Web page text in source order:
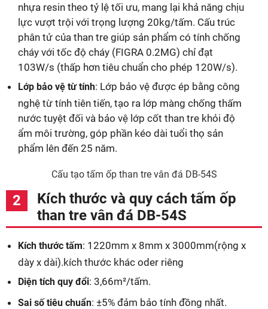
nhựa resin theo tỷ lệ tối ưu, mang lại khả năng chịu
lực vượt trội với trọng lượng 20kg/tấm. Cấu trúc
phân tử của than tre giúp sản phẩm có tính chống
cháy với tốc độ cháy (FIGRA 0.2MG) chỉ đạt
103W/s (thấp hơn tiêu chuẩn cho phép 120W/s).
Lớp bảo vệ từ tính: Lớp bảo vệ được ép bằng công
nghệ từ tính tiên tiến, tạo ra lớp màng chống thấm
nước tuyệt đối và bảo vệ lớp cốt than tre khỏi độ
ẩm môi trường, góp phần kéo dài tuổi thọ sản
phẩm lên đến 25 năm.
Cấu tạo tấm ốp than tre vân đá DB-54S
Kích thước và quy cách tấm ốp
than tre vân đá DB-54S
Kích thước tấm: 1220mm x 8mm x 3000mm(rộng x
dày x dài).kích thước khác oder riêng
Diện tích quy đổi: 3,66m²/tấm.
Sai số tiêu chuẩn: ±5% đảm bảo tính đồng nhất.